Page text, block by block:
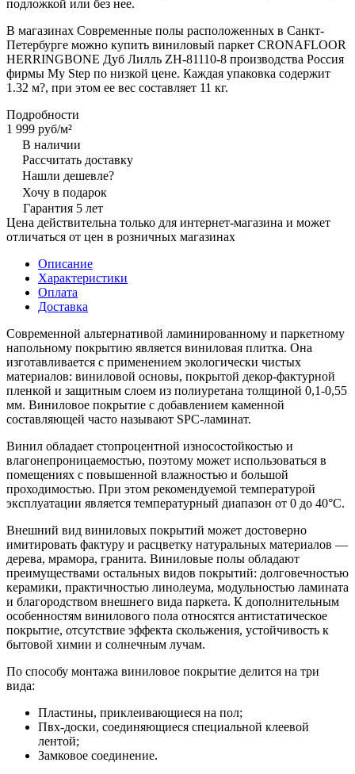
подложкой или без нее.
В магазинах Современные полы расположенных в Санкт-
Петербурге можно купить виниловый паркет CRONAFLOOR
HERRINGBONE Дуб Лилль ZH-81110-8 производства Россия
фирмы My Step по низкой цене. Каждая упаковка содержит
1.32 м?, при этом ее вес составляет 11 кг.
Подробности
1 999 руб/м²
В наличии
Рассчитать доставку
Нашли дешевле?
Хочу в подарок
Гарантия 5 лет
Цена действительна только для интернет-магазина и может
отличаться от цен в розничных магазинах
Описание
Характеристики
Оплата
Доставка
Современной альтернативой ламинированному и паркетному
напольному покрытию является виниловая плитка. Она
изготавливается с применением экологически чистых
материалов: виниловой основы, покрытой декор-фактурной
пленкой и защитным слоем из полиуретана толщиной 0,1-0,55
мм. Виниловое покрытие с добавлением каменной
составляющей часто называют SPC-ламинат.
Винил обладает стопроцентной износостойкостью и
влагонепроницаемостью, поэтому может использоваться в
помещениях с повышенной влажностью и большой
проходимостью. При этом рекомендуемой температурой
эксплуатации является температурный диапазон от 0 до 40°С.
Внешний вид виниловых покрытий может достоверно
имитировать фактуру и расцветку натуральных материалов —
дерева, мрамора, гранита. Виниловые полы обладают
преимуществами остальных видов покрытий: долговечностью
керамики, практичностью линолеума, модульностью ламината
и благородством внешнего вида паркета. К дополнительным
особенностям винилового пола относятся антистатическое
покрытие, отсутствие эффекта скольжения, устойчивость к
бытовой химии и солнечным лучам.
По способу монтажа виниловое покрытие делится на три
вида:
Пластины, приклеивающиеся на пол;
Пвх-доски, соединяющиеся специальной клеевой
лентой;
Замковое соединение.